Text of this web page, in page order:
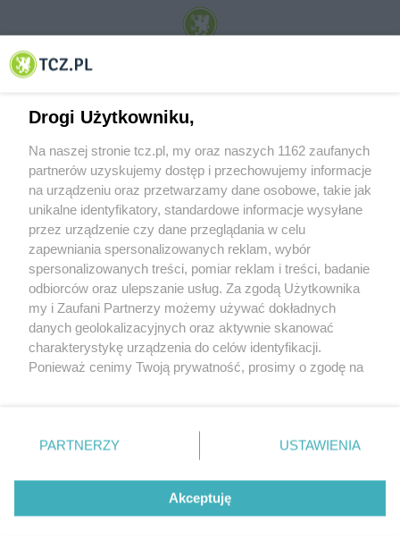
© 2001-2026 Tczew - TCZ.PL Sp. z o.o. Internetowy Serwis Informacyjny Miasta
O FIRMIE POLITYKA PRYWATNOŚCI HOSTING
REKLAMA WSPÓŁPRACA RSS FACEBOOK KONTAKT
Nasze serwisy
Aktualności
Tcz24
Historia miasta
Muzyka i kultura
Archiwum wydarzeń
Zdjęcia miasta
Drogi Użytkowniku,
Na naszej stronie tcz.pl, my oraz naszych 1162 zaufanych
partnerów uzyskujemy dostęp i przechowujemy informacje
na urządzeniu oraz przetwarzamy dane osobowe, takie jak
unikalne identyfikatory, standardowe informacje wysyłane
przez urządzenie czy dane przeglądania w celu
zapewniania spersonalizowanych reklam, wybór
spersonalizowanych treści, pomiar reklam i treści, badanie
odbiorców oraz ulepszanie usług. Za zgodą Użytkownika
my i Zaufani Partnerzy możemy używać dokładnych
danych geolokalizacyjnych oraz aktywnie skanować
charakterystykę urządzenia do celów identyfikacji.
Ponieważ cenimy Twoją prywatność, prosimy o zgodę na
znajdujący się w lewym dolnym rogu strony
. Niektóre
przetwarzaniu. Preferencje będą miały zastosowania tylko
PARTNERZY USTAWIENIA
Akceptuję